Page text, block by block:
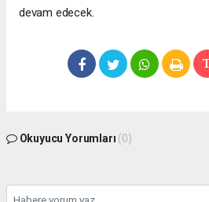
devam edecek.
Okuyucu Yorumları (0)